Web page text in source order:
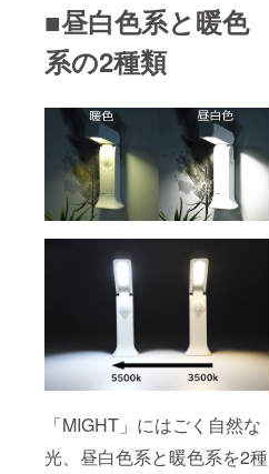
■昼白色系と暖色
系の2種類
「MIGHT」にはごく自然な
光、昼白色系と暖色系を2種